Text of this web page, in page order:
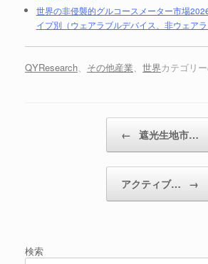
世界の非侵襲的グルコースメーター市場
イプ別（ウェアラブルデバイス、非ウェアラ
QYResearch、 その他産業、 世界カテゴリ
← 遮光生地市…
アクティブ… →
検索